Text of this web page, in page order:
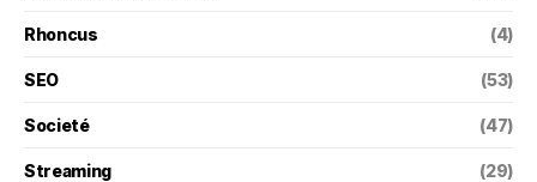
Rhoncus (4)
SEO (53)
Societé (47)
Streaming (29)